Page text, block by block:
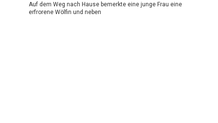
Auf dem Weg nach Hause bemerkte eine junge Frau eine
erfrorene Wölfin und neben